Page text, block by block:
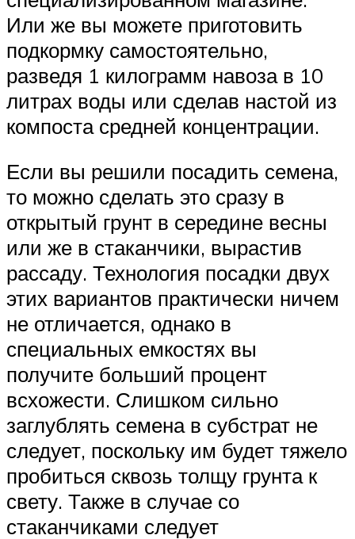
Или же вы можете приготовить
подкормку самостоятельно,
разведя 1 килограмм навоза в 10
литрах воды или сделав настой из
компоста средней концентрации.
Если вы решили посадить семена,
то можно сделать это сразу в
открытый грунт в середине весны
или же в стаканчики, вырастив
рассаду. Технология посадки двух
этих вариантов практически ничем
не отличается, однако в
специальных емкостях вы
получите больший процент
всхожести. Слишком сильно
заглублять семена в субстрат не
следует, поскольку им будет тяжело
пробиться сквозь толщу грунта к
свету. Также в случае со
стаканчиками следует